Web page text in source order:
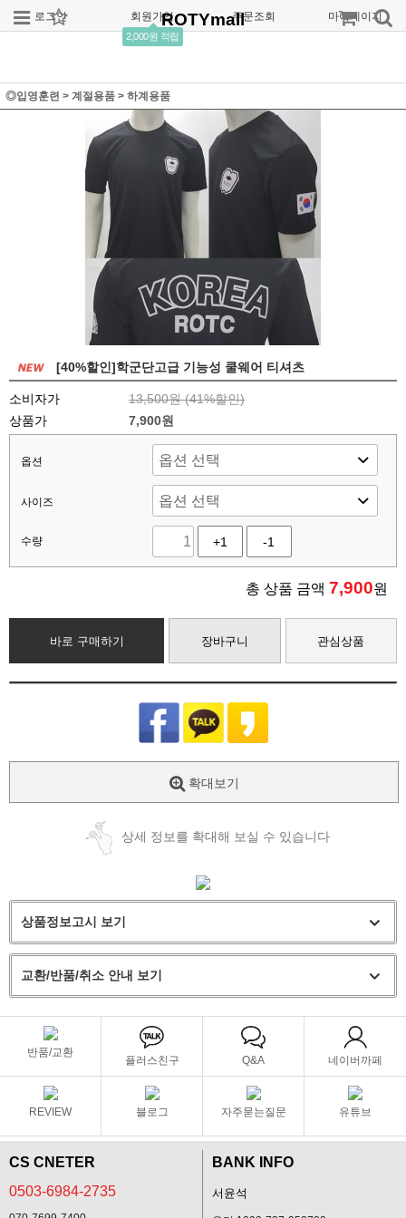
로그인 회원가입
2,000원 적립
주문조회 마이페이지
ROTYmall
◎입영훈련 > 계절용품 > 하계용품
[40%할인]학군단고급 기능성 쿨웨어 티셔츠
소비자가 13,500원 (41%할인)
상품가
7,900원
옵션
사이즈
수량 +1 -1
총 상품 금액 7,900원
바로 구매하기 장바구니 관심상품
확대보기
상세 정보를 확대해 보실 수 있습니다
상품정보고시 보기
교환/반품/취소 안내 보기
반품/교환
플러스친구 Q&A 네이버까페
REVIEW 블로그 자주묻는질문 유튜브
CS CNETER
0503-6984-2735
BANK INFO
서윤석